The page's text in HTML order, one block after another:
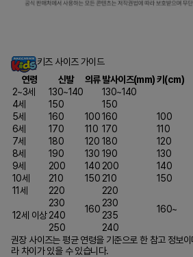
키즈 사이즈 가이드
연령
신발 의류발사이즈(mm)키(cm)
2~3세
130~140
130~140
4세
150
150
5세
160 100160
100
6세
170 110 170
110
7세
180 120 180
120
8세
190 130 190
130
9세
200 140 200
140
10세
210 150 210
150
11세
220
160
220
160~
12세 이상
230
230
240
235
250
240
권장 사이즈는 평균 연령을 기준으로 한 참고 정보
라 차이가 있을 수 있습니다.